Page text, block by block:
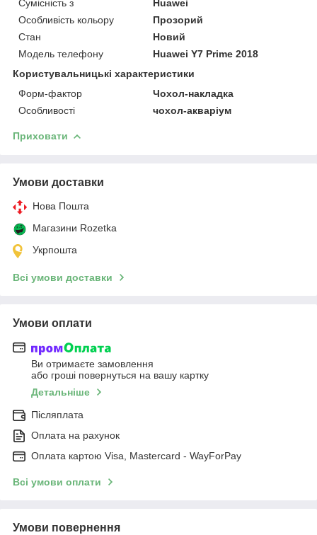
Сумісність з
Huawei
Особливість кольору
Прозорий
Стан
Новий
Модель телефону
Huawei Y7 Prime 2018
Користувальницькі характеристики
Форм-фактор
Чохол-накладка
Особливості
чохол-акваріум
Приховати
Умови доставки
Нова Пошта
Магазини Rozetka
Укрпошта
Всі умови доставки
Умови оплати
Ви отримаєте замовлення
або гроші повернуться на вашу картку
Детальніше
Післяплата
Оплата на рахунок
Оплата картою Visa, Mastercard - WayForPay
Всі умови оплати
Умови повернення